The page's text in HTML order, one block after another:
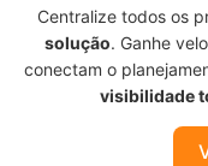
Centralize todos os
solução. Ganhe
conectam o
visibilidade